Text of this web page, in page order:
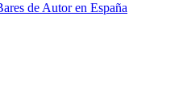
de Autor en España